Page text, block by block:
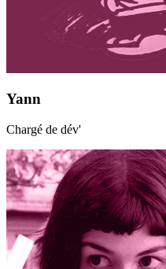
Yann
Chargé de dév'